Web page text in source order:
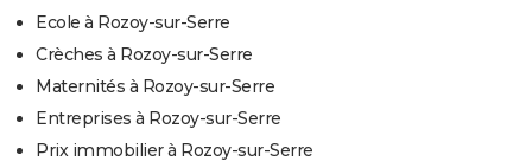
Ecole à Rozoy-sur-Serre
Crèches à Rozoy-sur-Serre
Maternités à Rozoy-sur-Serre
Entreprises à Rozoy-sur-Serre
Prix immobilier à Rozoy-sur-Serre